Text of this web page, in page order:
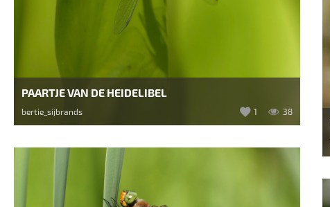
PAARTJE VAN DE HEIDELIBEL
bertie_sijbrands 1 38